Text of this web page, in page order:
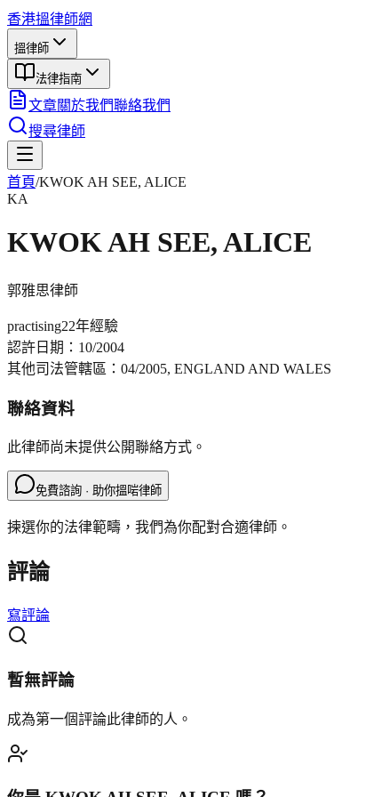
香港搵律師網
搵律師
法律指南
文章關於我們聯絡我們
搜尋律師
首頁/KWOK AH SEE, ALICE
KA
KWOK AH SEE, ALICE
郭雅思律師
practising22年經驗
認許日期： 10/2004
其他司法管轄區： 04/2005, ENGLAND AND WALES
聯絡資料
此律師尚未提供公開聯絡方式。
免費諮詢 · 助你搵啱律師
揀選你的法律範疇，我們為你配對合適律師。
評論
寫評論
暫無評論
成為第一個評論此律師的人。